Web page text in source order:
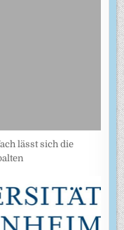
lässt sich die